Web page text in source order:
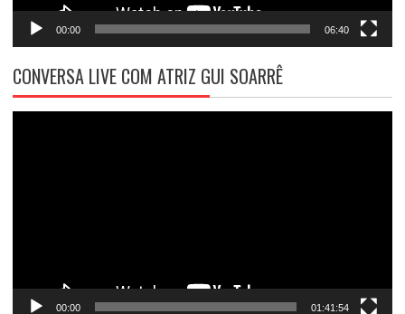
00:00 06:40
CONVERSA LIVE COM ATRIZ GUI SOARRÊ
00:00 01:41:54